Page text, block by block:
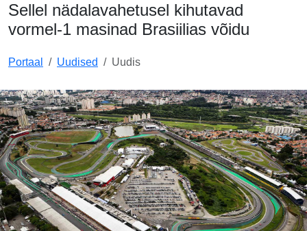
Sellel nädalavahetusel kihutavad
vormel-1 masinad Brasiilias võidu
Portaal Uudised Uudis